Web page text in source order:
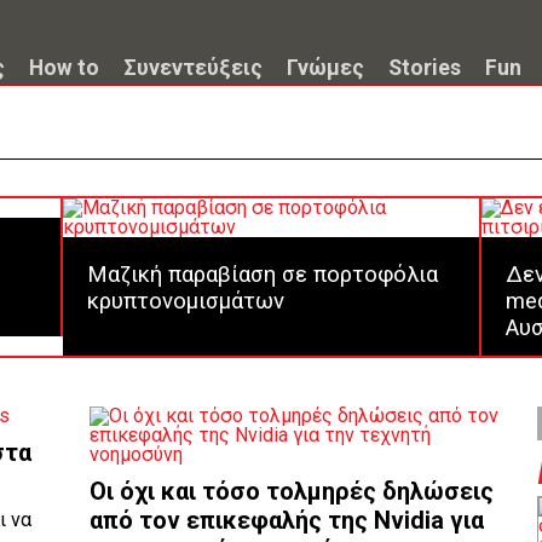
How to Συνεντεύξεις Γνώμες Stories Fun
Μαζική παραβίαση σε πορτοφόλια
κρυπτονομισμάτων
να
Οι όχι και τόσο τολμηρές δηλώσεις
από τον επικεφαλής της Nvidia για